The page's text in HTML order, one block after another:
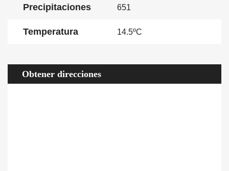
Precipitaciones 651
Temperatura 14.5ºC
Obtener direcciones